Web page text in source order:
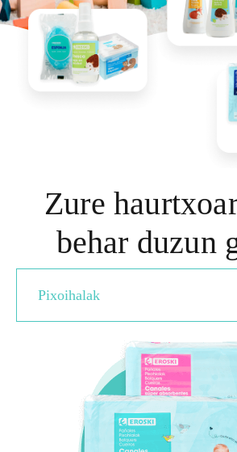
Zure
behar duzun
Pixoihalak
Gauerako pixoihalak
Ohe-babesa